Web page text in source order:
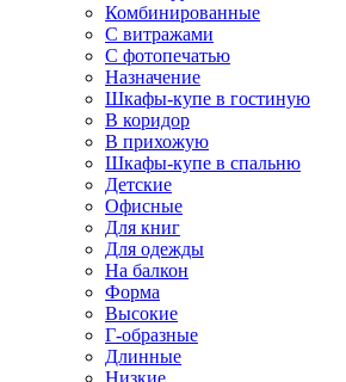
Комбинированные
С витражами
С фотопечатью
Назначение
Шкафы-купе в гостиную
В коридор
В прихожую
Шкафы-купе в спальню
Детские
Офисные
Для книг
Для одежды
На балкон
Форма
Высокие
Г-образные
Длинные
Низкие